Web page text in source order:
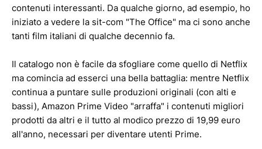
contenuti interessanti. Da qualche giorno, ad esempio, ho
iniziato a vedere la sit-com "The Office" ma ci sono anche
tanti film italiani di qualche decennio fa.
Il catalogo non è facile da sfogliare come quello di Netflix
ma comincia ad esserci una bella battaglia: mentre Netflix
continua a puntare sulle produzioni originali (con alti e
bassi), Amazon Prime Video "arraffa" i contenuti migliori
prodotti da altri e il tutto al modico prezzo di 19,99 euro
all'anno, necessari per diventare utenti Prime.